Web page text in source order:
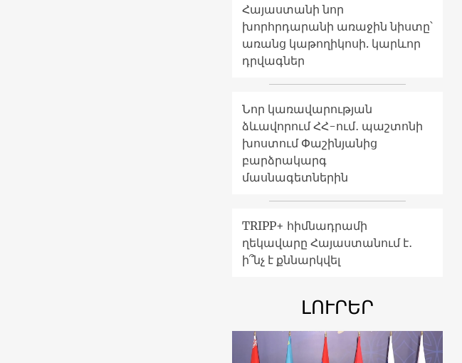
Հայաստանի նոր
խորհրդարանի առաջին նիստը՝
առանց կաթողիկոսի. կարևոր
դրվագներ
Նոր կառավարության
ձևավորում ՀՀ-ում․ պաշտոնի
խոստում Փաշինյանից
բարձրակարգ
մասնագետներին
TRIPP+ հիմնադրամի
ղեկավարը Հայաստանում է․
ի՞նչ է քննարկվել
ԼՈՒՐԵՐ